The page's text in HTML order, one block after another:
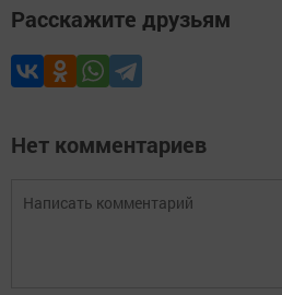
Расскажите друзьям
Нет комментариев